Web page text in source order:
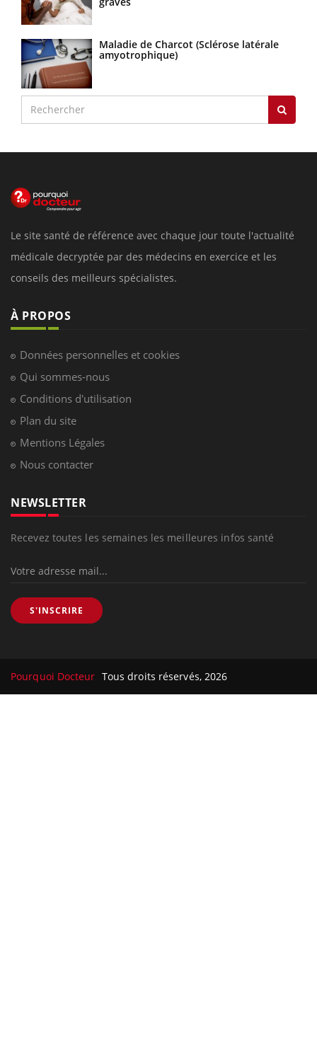
Maladie de Charcot (Sclérose latérale
amyotrophique)
Le site santé de référence avec chaque jour toute l'actualité
médicale decryptée par des médecins en exercice et les
conseils des meilleurs spécialistes.
À PROPOS
Données personnelles et cookies
Qui sommes-nous
Conditions d'utilisation
Plan du site
Mentions Légales
Nous contacter
NEWSLETTER
Recevez toutes les semaines les meilleures infos santé
S'INSCRIRE
Pourquoi Docteur Tous droits réservés, 2026